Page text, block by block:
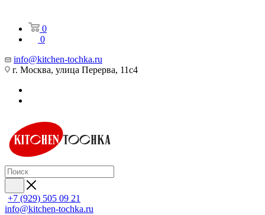
0
0
info@kitchen-tochka.ru
г. Москва, улица Перерва, 11с4
+7 (929) 505 09 21
info@kitchen-tochka.ru